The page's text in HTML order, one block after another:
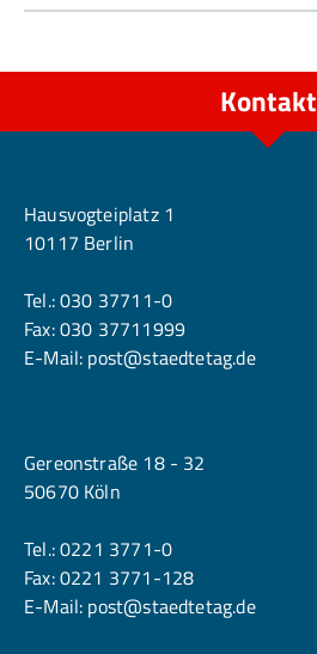
Kontakt
Hausvogteiplatz 1
10117 Berlin
Tel.:030 37711-0
Fax: 030 37711999
E-Mail: post@staedtetag.de
Gereonstraße 18 - 32
50670 Köln
Tel.:0221 3771-0
Fax: 0221 3771-128
E-Mail: post@staedtetag.de